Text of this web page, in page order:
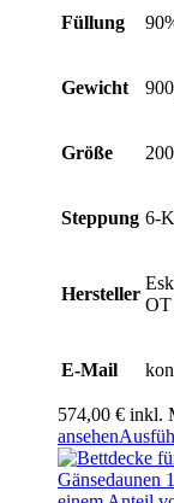
Füllung
Gewicht
Größe
Steppung 6-
Hersteller
OT
E-Mail
574,00 € inkl.
ansehen